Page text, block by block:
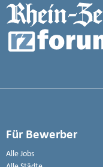
Für Bewerber
Alle Jobs